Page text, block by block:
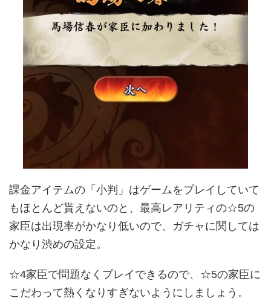
課金アイテムの「小判」はゲームをプレイしていて
もほとんど貰えないのと、最高レアリティの☆5の
家臣は出現率がかなり低いので、ガチャに関しては
かなり渋めの設定。
☆4家臣で問題なくプレイできるので、☆5の家臣に
こだわって熱くなりすぎないようにしましょう。